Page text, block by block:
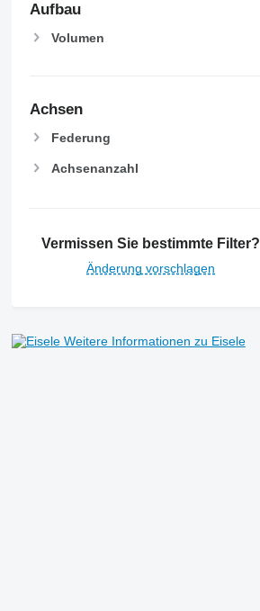
Aufbau
Volumen
Achsen
Federung
Achsenanzahl
Vermissen Sie bestimmte Filter?
Änderung vorschlagen
Weitere Informationen zu Eisele